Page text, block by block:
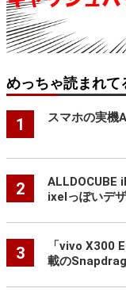
めっちゃ読まれて
1 スマホの実機
2
ALLDOCUBE
ixelっぽいデ
3
「vivo X300
載の